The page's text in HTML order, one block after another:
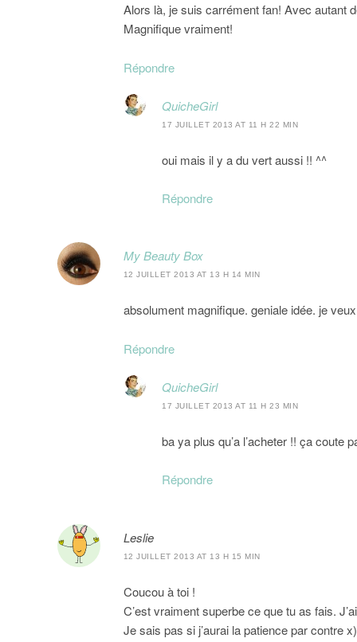
Alors là, je suis carrément fan! Avec autant
Magnifique vraiment!
Répondre
QuicheGirl
17 JUILLET 2013 AT 11 H 22 MIN
oui mais il y a du vert aussi !! ^^
Répondre
My Beauty Box
12 JUILLET 2013 AT 13 H 14 MIN
absolument magnifique. geniale idée. je
Répondre
QuicheGirl
17 JUILLET 2013 AT 11 H 23 MIN
ba ya plus qu’a l’acheter !! ça
Répondre
Leslie
12 JUILLET 2013 AT 13 H 15 MIN
Coucou à toi !
C’est vraiment superbe ce que tu as fais.
Je sais pas si j’aurai la patience par contre x)